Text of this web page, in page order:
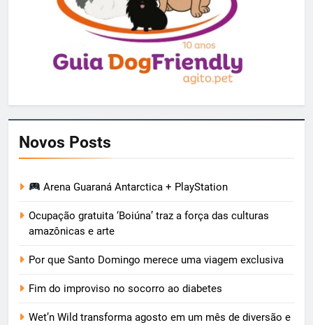
Novos Posts
Arena Guaraná Antarctica + PlayStation
Ocupação gratuita ‘Boiúna’ traz a força das culturas
amazônicas e arte
Por que Santo Domingo merece uma viagem exclusiva
Fim do improviso no socorro ao diabetes
Wet’n Wild transforma agosto em um mês de diversão e